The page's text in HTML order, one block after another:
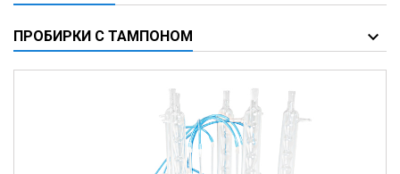
ПРОБИРКИ С ТАМПОНОМ